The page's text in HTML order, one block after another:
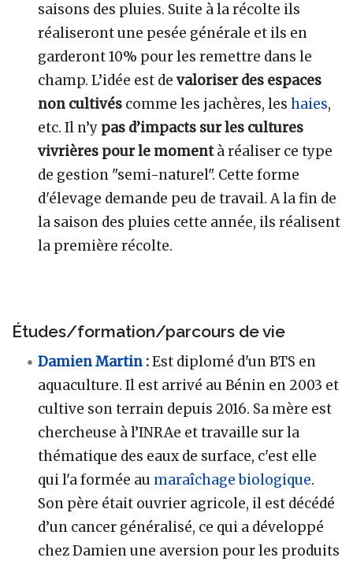
saisons des pluies. Suite à la récolte ils
réaliseront une pesée générale et ils en
garderont 10% pour les remettre dans le
champ. L’idée est devaloriser des espaces
non cultivés comme les jachères, leshaies,
etc. Il n’y pas d’impacts sur les cultures
vivrières pour le momentà réaliser ce type
de gestion "semi-naturel". Cette forme
d'élevage demande peu de travail. A la fin de
la saison des pluies cette année, ils réalisent
la première récolte.
Études/formation/parcours de vie
Damien Martin :Est diplomé d'un BTS en
aquaculture. Il est arrivé au Bénin en 2003 et
cultive son terrain depuis 2016. Sa mère est
chercheuse à l’INRAe et travaille sur la
thématique des eaux de surface, c'est elle
qui l'a formée au maraîchage biologique.
Son père était ouvrier agricole, il est décédé
d’un cancer généralisé, ce qui a développé
chez Damien une aversion pour les produits